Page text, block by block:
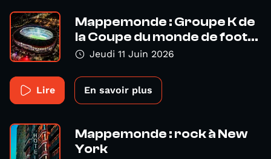
Mappemonde : Groupe K de
la Coupe du monde de foot...
Jeudi 11 Juin 2026
Lire En savoir plus
Mappemonde : rock à New
York